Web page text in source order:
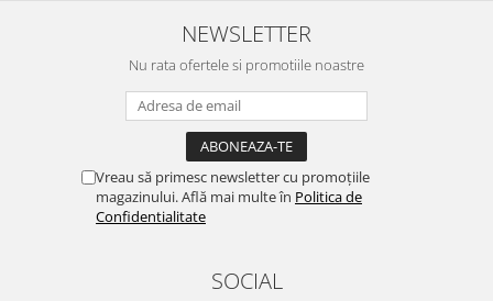
NEWSLETTER
Nu rata ofertele si promotiile noastre
Vreau să primesc newsletter cu promoțiile
magazinului. Află mai multe în Politica de
Confidentialitate
SOCIAL